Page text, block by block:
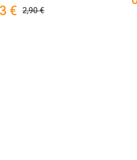
€ 2,90 €